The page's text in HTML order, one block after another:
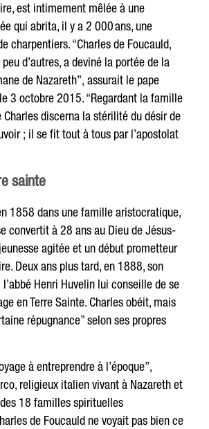
est intimement mêlée à une
qui abrita, il y a 2 000 ans, une
charpentiers. “Charles de Foucauld,
d’autres, a deviné la portée de la
de Nazareth”, assurait le pape
le 3 octobre 2015. “Regardant la famille
Charles discerna la stérilité du désir de
; il se fit tout à tous par l’apostolat
sainte
1858 dans une famille aristocratique,
convertit à 28 ans au Dieu de Jésus-
agitée et un début prometteur
Deux ans plus tard, en 1888, son
Henri Huvelin lui conseille de se
en Terre Sainte. Charles obéit, mais
répugnance” selon ses propres
à entreprendre à l’époque”,
religieux italien vivant à Nazareth et
18 familles spirituelles
de Foucauld ne voyait pas bien ce